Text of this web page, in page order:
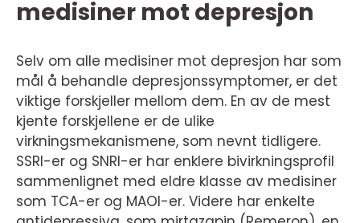
medisiner mot depresjon
Selv om alle medisiner mot depresjon har som
mål å behandle depresjonssymptomer, er det
viktige forskjeller mellom dem. En av de mest
kjente forskjellene er de ulike
virkningsmekanismene, som nevnt tidligere.
SSRI-er og SNRI-er har enklere bivirkningsprofil
sammenlignet med eldre klasse av medisiner
som TCA-er og MAOI-er. Videre har enkelte